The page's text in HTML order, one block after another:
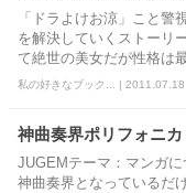
「ドラよけお涼」こと警
を解決していくストーリ
て絶世の美女だが性格は
私の好きなブック... |
神曲奏界ポリフォニ
JUGEMテーマ：マンガ
神曲奏界となっているだ